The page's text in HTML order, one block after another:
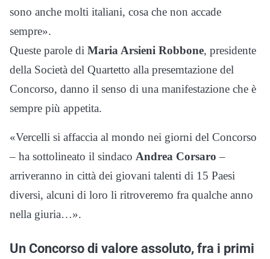
sono anche molti italiani, cosa che non accade
sempre».
Queste parole di Maria Arsieni Robbone, presidente
della Società del Quartetto alla presemtazione del
Concorso, danno il senso di una manifestazione che è
sempre più appetita.
«Vercelli si affaccia al mondo nei giorni del Concorso
– ha sottolineato il sindaco Andrea Corsaro –
arriveranno in città dei giovani talenti di 15 Paesi
diversi, alcuni di loro li ritroveremo fra qualche anno
nella giuria…».
Un Concorso di valore assoluto, fra i primi